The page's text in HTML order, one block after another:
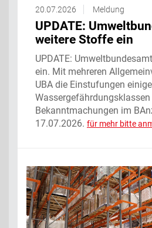
20.07.2026 Meldung
UPDATE:
weitere Stoffe ein
UPDATE:
ein. Mit mehreren
UBA die Einstufungen
Wassergefährdungsklassen
Bekanntmachungen im
17.07.2026. für mehr bitte